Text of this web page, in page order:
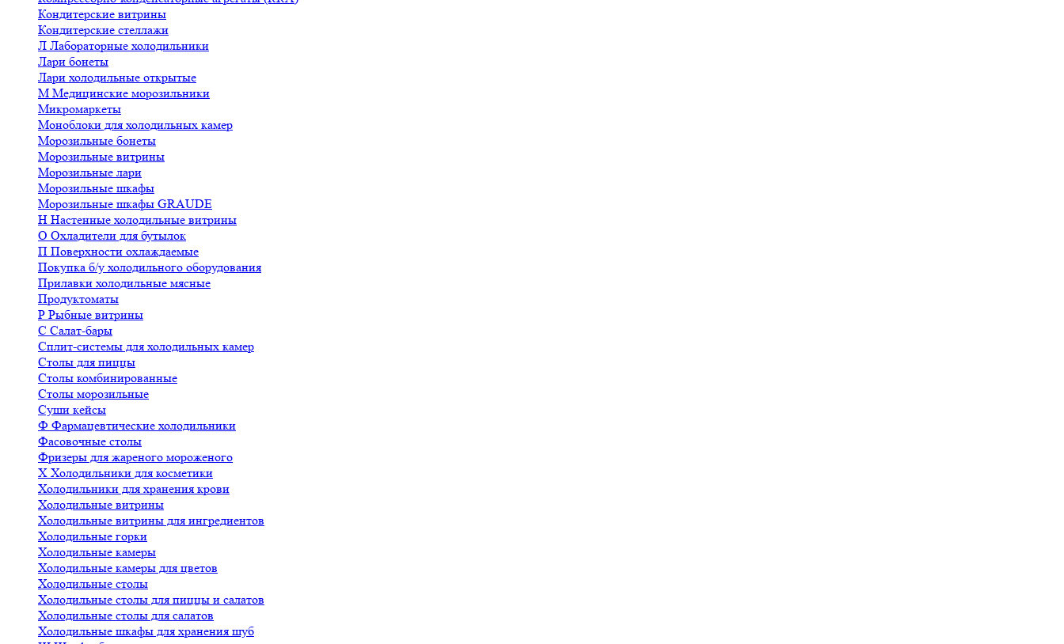
Кондитерские витрины
Кондитерские стеллажи
Л Лабораторные холодильники
Лари бонеты
Лари холодильные открытые
М Медицинские морозильники
Микромаркеты
Моноблоки для холодильных камер
Морозильные бонеты
Морозильные витрины
Морозильные лари
Морозильные шкафы
Морозильные шкафы GRAUDE
Н Настенные холодильные витрины
О Охладители для бутылок
П Поверхности охлаждаемые
Покупка б/у холодильного оборудования
Прилавки холодильные мясные
Продуктоматы
Р Рыбные витрины
С Салат-бары
Сплит-системы для холодильных камер
Столы для пиццы
Столы комбинированные
Столы морозильные
Суши кейсы
Ф Фармацевтические холодильники
Фасовочные столы
Фризеры для жареного мороженого
Х Холодильники для косметики
Холодильники для хранения крови
Холодильные витрины
Холодильные витрины для ингредиентов
Холодильные горки
Холодильные камеры
Холодильные камеры для цветов
Холодильные столы
Холодильные столы для пиццы и салатов
Холодильные столы для салатов
Холодильные шкафы для хранения шуб